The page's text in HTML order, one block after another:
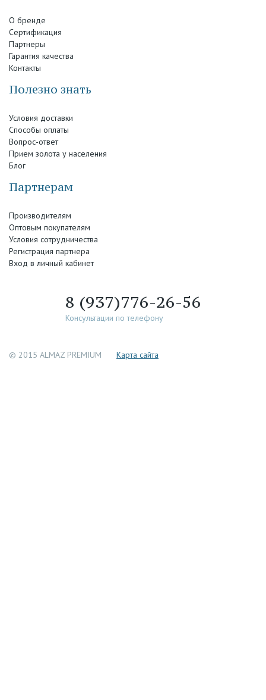
О бренде
Сертификация
Партнеры
Гарантия качества
Контакты
Полезно знать
Условия доставки
Способы оплаты
Вопрос-ответ
Прием золота у населения
Блог
Партнерам
Производителям
Оптовым покупателям
Условия сотрудничества
Регистрация партнера
Вход в личный кабинет
8 (937)776-26-56
Консультации по телефону
© 2015 ALMAZ PREMIUM Каpта сайта